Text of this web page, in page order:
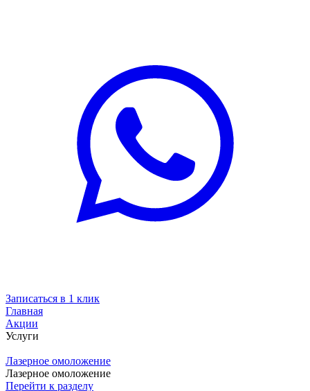
Записаться в 1 клик
Главная
Акции
Услуги
Лазерное омоложение
Лазерное омоложение
Перейти к разделу